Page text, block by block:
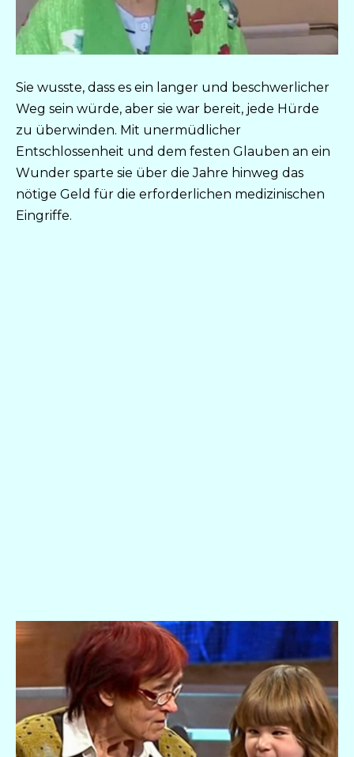
Sie wusste, dass es ein langer und beschwerlicher
Weg sein würde, aber sie war bereit, jede Hürde
zu überwinden. Mit unermüdlicher
Entschlossenheit und dem festen Glauben an ein
Wunder sparte sie über die Jahre hinweg das
nötige Geld für die erforderlichen medizinischen
Eingriffe.